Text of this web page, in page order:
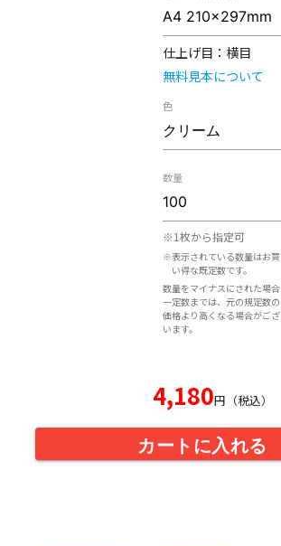
仕上げ目： 横目
無料見本について
色
数量
※1枚から指定可
※表示されている数量はお買
い得な既定数です。
数量をマイナスにされた場合
一定数までは、元の規定数の
価格より高くなる場合がござ
います。
4,180円（税込）
カートに入れる